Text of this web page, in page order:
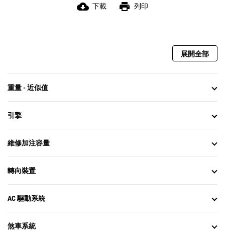
cloud_download 下載 print 列印
展開全部
重量 - 近似值
引擎
維修加注容量
轉向裝置
AC 驅動系統
煞車系統